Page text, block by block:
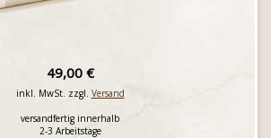
49,00 €
inkl. MwSt. zzgl. Versand
versandfertig innerhalb
2-3 Arbeitstage